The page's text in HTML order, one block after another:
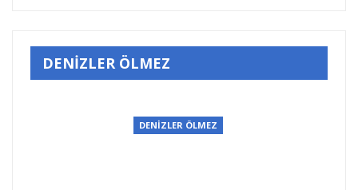
DENİZLER ÖLMEZ
DENİZLER ÖLMEZ